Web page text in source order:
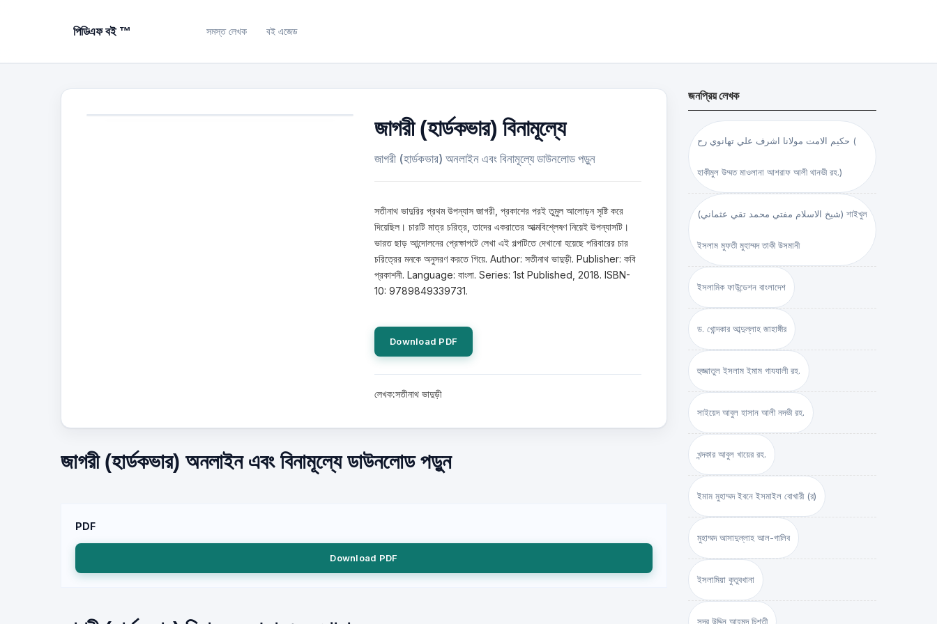
পিডিএফ বই ™ সমস্ত লেখক বই এজেড
জাগরী (হার্ডকভার) বিনামূল্যে
জাগরী (হার্ডকভার) অনলাইন এবং বিনামূল্যে ডাউনলোড পড়ুন
সতীনাথ ভাদুরির প্রথম উপন্যাস জাগরী, প্রকাশের পরই তুমুল আলোড়ন সৃষ্টি করে
দিয়েছিল। চারটি মাত্র চরিত্র, তাদের একরাতের আত্মবিশ্লেষণ নিয়েই উপন্যাসটি।
ভারত ছাড় আন্দোলনের প্রেক্ষাপটে লেখা এই গল্পটিতে দেখানো হয়েছে পরিবারের চার
চরিত্রের মনকে অনুসরণ করতে গিয়ে. Author: সতীনাথ ভাদুড়ী. Publisher: কবি
প্রকাশনী. Language: বাংলা. Series: 1st Published, 2018. ISBN-
10: 9789849339731.
Download PDF
লেখক:সতীনাথ ভাদুড়ী
জাগরী (হার্ডকভার) অনলাইন এবং বিনামূল্যে ডাউনলোড পড়ুন
PDF
Download PDF
জনপ্রিয় লেখক
حكيم الامت مولانا اشرف علي تهانوي رح (
হাকীমুল উম্মত মাওলানা আশরাফ আলী থানভী রহ.)
(شيخ الاسلام مفتي محمد تقي عثماني) শাইখুল
ইসলাম মুফতী মুহাম্মদ তাকী উসমানী
ইসলামিক ফাউন্ডেশন বাংলাদেশ
ড. খোন্দকার আব্দুল্লাহ জাহাঙ্গীর
হুজ্জাতুল ইসলাম ইমাম গাযযালী রহ.
সাইয়েদ আবুল হাসান আলী নদভী রহ.
খন্দকার আবুল খায়ের রহ.
ইমাম মুহাম্মদ ইবনে ইসমাইল বোখারী (র)
মুহাম্মদ আসাদুল্লাহ আল-গালিব
ইসলামিয়া কুতুবখানা
সদর উদ্দিন আহমদ চিশতী